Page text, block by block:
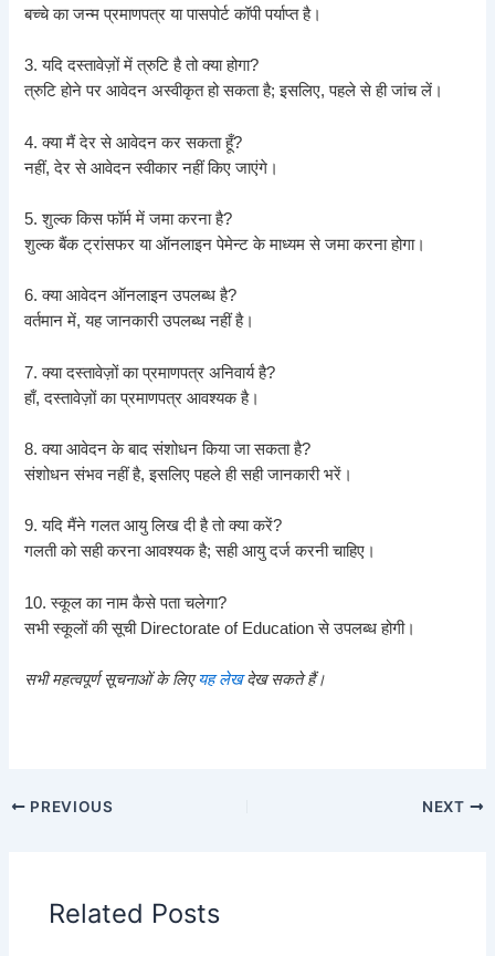
बच्चे का जन्म प्रमाणपत्र या पासपोर्ट कॉपी पर्याप्त है।
3. यदि दस्तावेज़ों में त्रुटि है तो क्या होगा?
त्रुटि होने पर आवेदन अस्वीकृत हो सकता है; इसलिए, पहले से ही जांच लें।
4. क्या मैं देर से आवेदन कर सकता हूँ?
नहीं, देर से आवेदन स्वीकार नहीं किए जाएंगे।
5. शुल्क किस फॉर्म में जमा करना है?
शुल्क बैंक ट्रांसफर या ऑनलाइन पेमेन्ट के माध्यम से जमा करना होगा।
6. क्या आवेदन ऑनलाइन उपलब्ध है?
वर्तमान में, यह जानकारी उपलब्ध नहीं है।
7. क्या दस्तावेज़ों का प्रमाणपत्र अनिवार्य है?
हाँ, दस्तावेज़ों का प्रमाणपत्र आवश्यक है।
8. क्या आवेदन के बाद संशोधन किया जा सकता है?
संशोधन संभव नहीं है, इसलिए पहले ही सही जानकारी भरें।
9. यदि मैंने गलत आयु लिख दी है तो क्या करें?
गलती को सही करना आवश्यक है; सही आयु दर्ज करनी चाहिए।
10. स्कूल का नाम कैसे पता चलेगा?
सभी स्कूलों की सूची Directorate of Education से उपलब्ध होगी।
सभी महत्वपूर्ण सूचनाओं के लिएयह लेखदेख सकते हैं।
PREVIOUS NEXT
Related Posts